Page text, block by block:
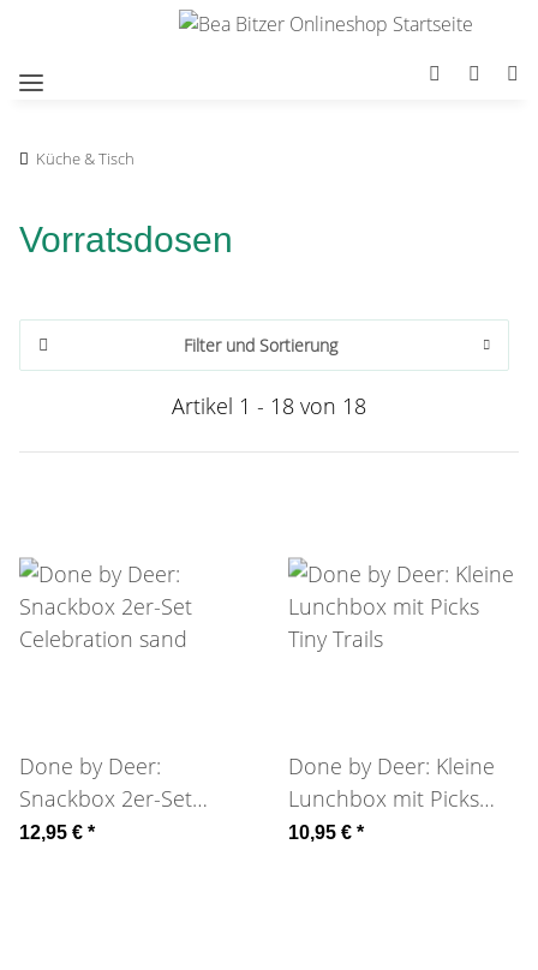
Küche & Tisch
Vorratsdosen
Filter und Sortierung
Artikel 1 - 18 von 18
Done by Deer:
Snackbox 2er-Set
Celebration sand
12,95 € *
Done by Deer: Kleine
Lunchbox mit Picks
Tiny Trails
10,95 € *